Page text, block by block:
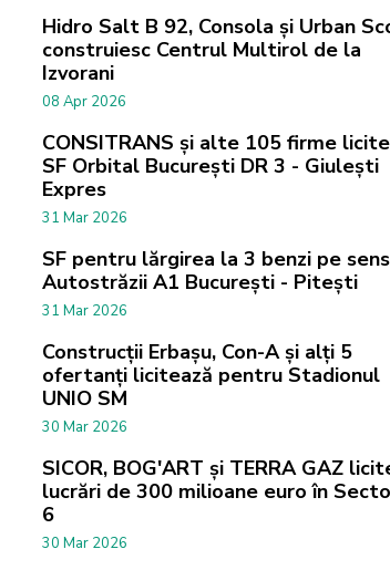
Hidro Salt B 92, Consola și Urban
construiesc Centrul Multirol de la
Izvorani
08 Apr 2026
CONSITRANS și alte 105 firme
SF Orbital București DR 3 - Giulești
Expres
31 Mar 2026
SF pentru lărgirea la 3 benzi pe
Autostrăzii A1 București - Pitești
31 Mar 2026
Construcții Erbașu, Con-A și alți 5
ofertanți licitează pentru Stadionul
UNIO SM
30 Mar 2026
SICOR, BOG'ART și TERRA GAZ
lucrări de 300 milioane euro în
6
30 Mar 2026